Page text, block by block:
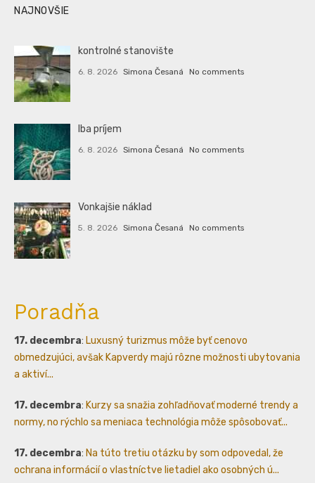
NAJNOVŠIE
kontrolné stanovište
6. 8. 2026 Simona Česaná No comments
Iba príjem
6. 8. 2026 Simona Česaná No comments
Vonkajšie náklad
5. 8. 2026 Simona Česaná No comments
Poradňa
17. decembra: Luxusný turizmus môže byť cenovo
obmedzujúci, avšak Kapverdy majú rôzne možnosti ubytovania
a aktiví...
17. decembra: Kurzy sa snažia zohľadňovať moderné trendy a
normy, no rýchlo sa meniaca technológia môže spôsobovať...
17. decembra: Na túto tretiu otázku by som odpovedal, že
ochrana informácií o vlastníctve lietadiel ako osobných ú...